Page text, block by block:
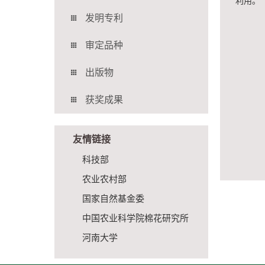
发明专利
审定品种
出版物
获奖成果
友情链接
科技部
农业农村部
国家自然基金委
中国农业科学院棉花研究所
河南大学